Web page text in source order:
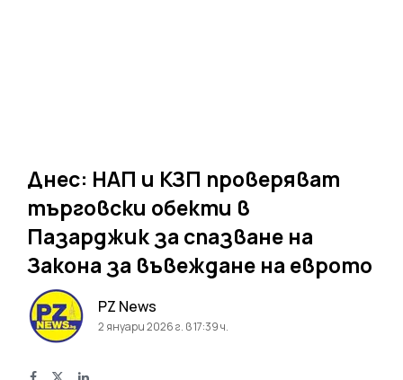
Днес: НАП и КЗП проверяват
търговски обекти в
Пазарджик за спазване на
Закона за въвеждане на еврото
PZ News
2 януари 2026 г. в 17:39 ч.